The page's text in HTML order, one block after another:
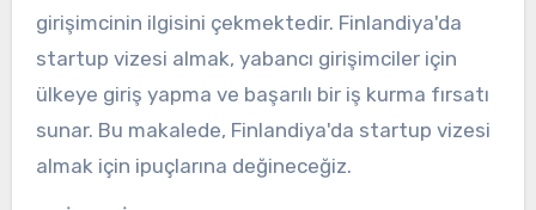
girişimcinin ilgisini çekmektedir. Finlandiya'da
startup vizesi almak, yabancı girişimciler için
ülkeye giriş yapma ve başarılı bir iş kurma fırsatı
sunar. Bu makalede, Finlandiya'da startup vizesi
almak için ipuçlarına değineceğiz.